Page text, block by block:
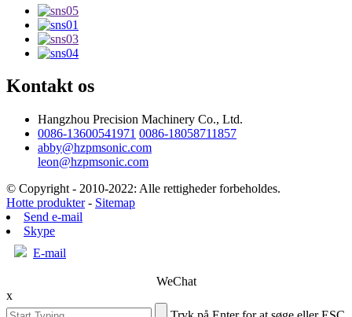
Kontakt os
Hangzhou Precision Machinery Co., Ltd.
0086-13600541971 0086-18058711857
abby@hzpmsonic.com
leon@hzpmsonic.com
© Copyright - 2010-2022: Alle rettigheder forbeholdes.
Hotte produkter- Sitemap
Send e-mail
Skype
E-mail
WeChat
x